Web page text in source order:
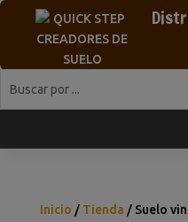
Inicio / Tienda / Suelo